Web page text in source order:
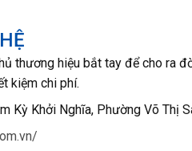
thương hiệu bắt tay để cho ra
kiệm chi phí.
Kỳ Khởi Nghĩa, Phường Võ Thị